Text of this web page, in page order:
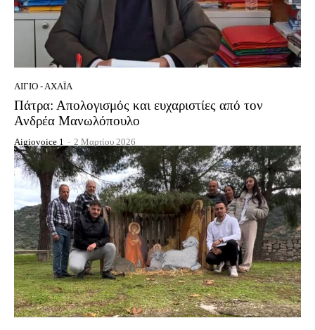
ΑΊΓΙΟ - ΑΧΑΪ́Α
Πάτρα: Απολογισμός και ευχαριστίες από τον
Ανδρέα Μανωλόπουλο
Aigiovoice 1 - 2 Μαρτίου 2026